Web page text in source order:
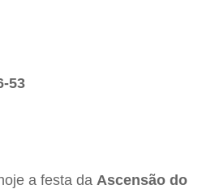
53
a festa da Ascensão do